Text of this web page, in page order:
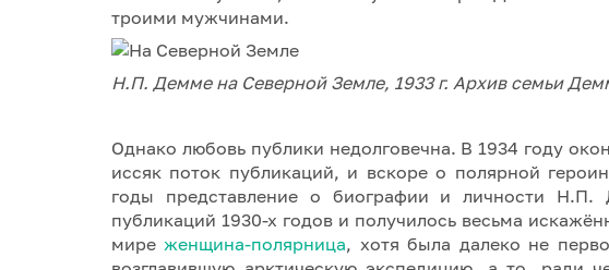
троими мужчинами.
Н.П. Демме на Северной Земле, 1933 г. Архив семьи
Однако любовь публики недолговечна. В 1934 году
иссяк поток публикаций, и вскоре о полярной
годы представление о биографии и личности
публикаций 1930-х годов и получилось весьма
миреженщина-полярница, хотя была далеко не